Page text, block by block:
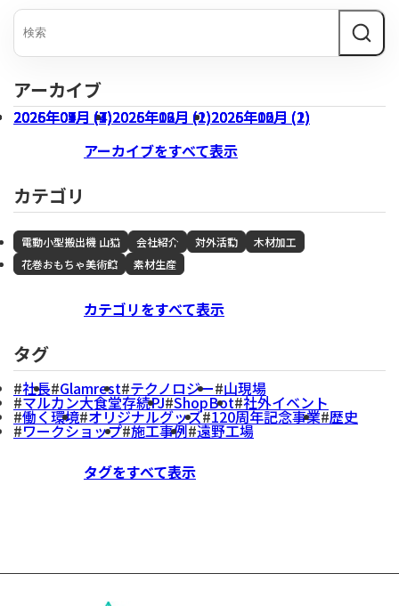
アーカイブ
2026年07月 (3)2026年06月 (1)2026年05月 (1)
2026年04月 (1)2026年03月 (1)2026年02月 (2)
2026年01月 (4)2025年12月 (2)2025年10月 (2)
2025年09月 (7)
アーカイブをすべて表示
カテゴリ
電動小型搬出機 山猫 会社紹介 対外活動
木材加工
花巻おもちゃ美術館
素材生産
カテゴリをすべて表示
タグ
社長 Glamrest テクノロジー 山現場
マルカン大食堂存続PJ ShopBot 社外イベント
働く環境 オリジナルグッズ 120周年記念事業 歴史
ワークショップ 施工事例 遠野工場
タグをすべて表示